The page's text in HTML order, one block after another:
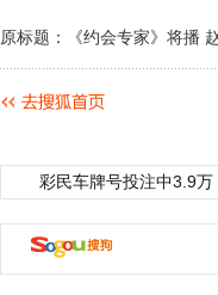
原标题：《约会专家》将播
彩民车牌号投注中3.9万